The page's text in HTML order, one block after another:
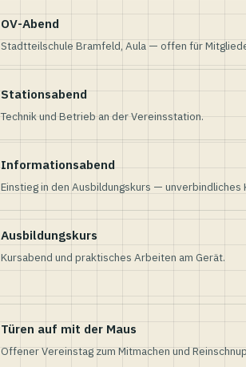
OV-Abend
Stadtteilschule Bramfeld, Aula — offen für
Stationsabend
Technik und Betrieb an der Vereinsstation.
Informationsabend
Einstieg in den Ausbildungskurs — unverbindliches
Ausbildungskurs
Kursabend und praktisches Arbeiten am Gerät.
Türen auf mit der Maus
Offener Vereinstag zum Mitmachen und